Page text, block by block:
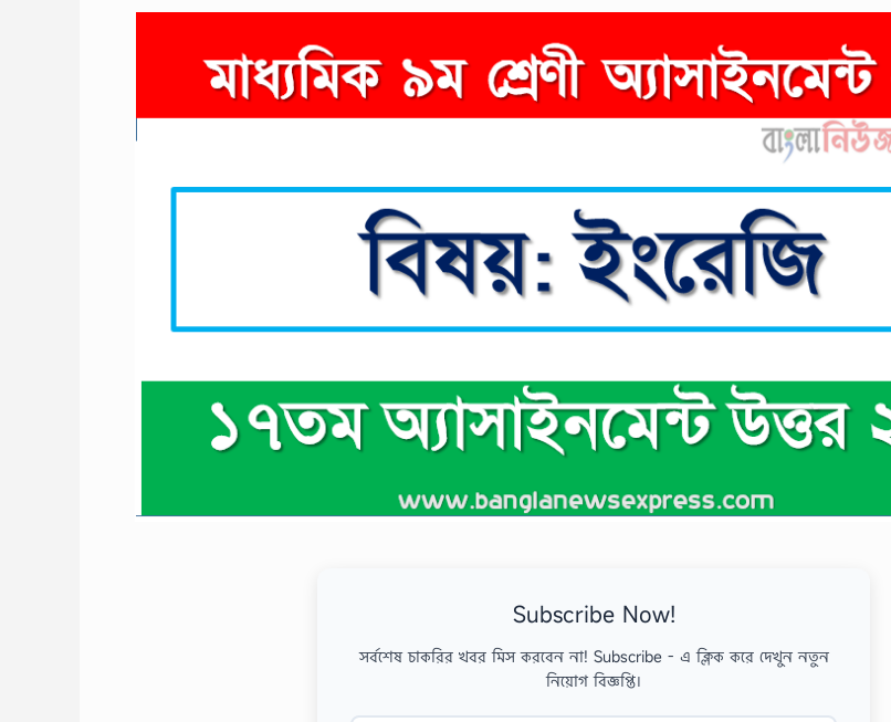
Subscribe Now!
সর্বশেষ চাকরির খবর মিস করবেন না! Subscribe - এ ক্লিক করে দেখুন নতুন
নিয়োগ বিজ্ঞপ্তি।